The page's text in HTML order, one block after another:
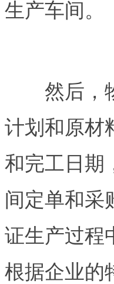
生产车间。
然后，物
计划和原材
和完工日期
间定单和采
证生产过程
根据企业的